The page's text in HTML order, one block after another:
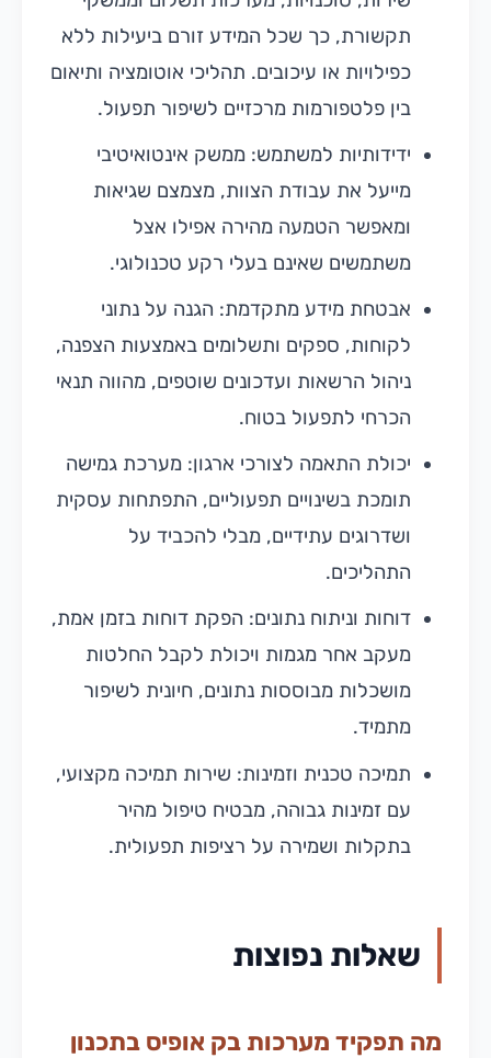
תקשורת, כך שכל המידע זורם ביעילות ללא
כפילויות או עיכובים. תהליכי אוטומציה ותיאום
בין פלטפורמות מרכזיים לשיפור תפעול.
ידידותיות למשתמש: ממשק אינטואיטיבי
מייעל את עבודת הצוות, מצמצם שגיאות
ומאפשר הטמעה מהירה אפילו אצל
משתמשים שאינם בעלי רקע טכנולוגי.
אבטחת מידע מתקדמת: הגנה על נתוני
לקוחות, ספקים ותשלומים באמצעות הצפנה,
ניהול הרשאות ועדכונים שוטפים, מהווה תנאי
הכרחי לתפעול בטוח.
יכולת התאמה לצורכי ארגון: מערכת גמישה
תומכת בשינויים תפעוליים, התפתחות עסקית
ושדרוגים עתידיים, מבלי להכביד על
התהליכים.
דוחות וניתוח נתונים: הפקת דוחות בזמן אמת,
מעקב אחר מגמות ויכולת לקבל החלטות
מושכלות מבוססות נתונים, חיונית לשיפור
מתמיד.
תמיכה טכנית וזמינות: שירות תמיכה מקצועי,
עם זמינות גבוהה, מבטיח טיפול מהיר
בתקלות ושמירה על רציפות תפעולית.
שאלות נפוצות
מה תפקיד מערכות בק אופיס בתכנון